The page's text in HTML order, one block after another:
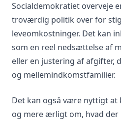
Socialdemokratiet overveje
troværdig politik over for
leveomkostninger. Det kan
som en reel nedsættelse af
eller en justering af afgifter,
og mellemindkomstfamilier.
Det kan også være nyttigt
og mere ærligt om, hvad